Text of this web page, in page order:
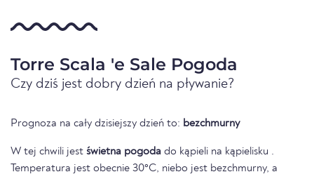
Torre Scala 'e Sale Pogoda
Czy dziś jest dobry dzień na pływanie?
Prognoza na cały dzisiejszy dzień to: bezchmurny
W tej chwili jest świetna pogoda do kąpieli na kąpielisku .
Temperatura jest obecnie 30°C, niebo jest bezchmurny, a